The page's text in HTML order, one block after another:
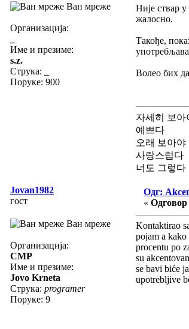
Ван мреже
Организација:
Име и презиме:
s.z.
Струка:
Поруке: 900
Није ствар у
жалосно.
Такође,
Волео бих
자세히 보아
예쁘다
오래 보아야
사랑스럽다
너도 그렇다
Jovan1982
гост
Ван мреже
Организација:
CMP
Име и презиме:
Jovo Krneta
Струка: programer
Поруке: 9
Одг:
« Одговор
Kontaktirao
pojam a
procentu po
su
se bavi biće
upotrebljive